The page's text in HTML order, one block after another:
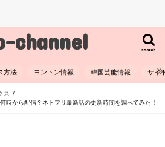
channel search
方法 ヨントン情報 韓国芸能情報 サイ
ス
時から配信？ネトフリ最新話の更新時間を調べてみた！